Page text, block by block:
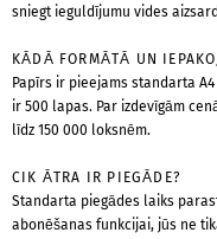
sniegt ieguldījumu vides
KĀDĀ FORMĀTĀ UN
Papīrs ir pieejams standarta
ir 500 lapas. Par izdevīgām
līdz 150 000 loksnēm.
CIK ĀTRA IR PIEGĀDE?
Standarta piegādes laiks
abonēšanas funkcijai, jūs ne